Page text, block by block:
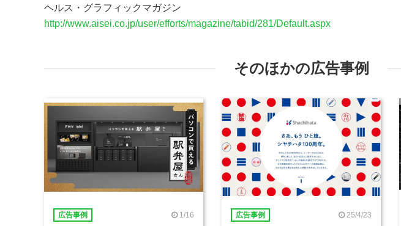
ヘルス・グラフィックマガジン
http://www.aisei.co.jp/user/efforts/magazine/tabid/281/Default.aspx
そのほかの広告事例
広告事例 1/16 広告事例 25/4/23